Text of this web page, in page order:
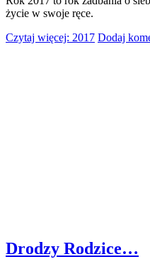
życie w swoje ręce.
Czytaj więcej: 2017 Dodaj
Drodzy Rodzice…